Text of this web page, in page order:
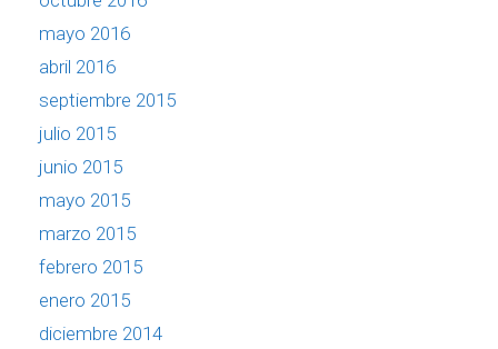
mayo 2016
abril 2016
septiembre 2015
julio 2015
junio 2015
mayo 2015
marzo 2015
febrero 2015
enero 2015
diciembre 2014